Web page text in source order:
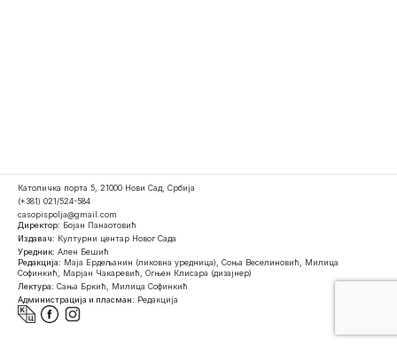
Католичка порта 5, 21000 Нови Сад, Србија
(+381) 021/524-584
casopispolja@gmail.com
Директор: Бојан Панаотовић
Издавач: Културни центар Новог Сада
Уредник: Ален Бешић
Редакција: Маја Ердељанин (ликовна уредница), Соња Веселиновић, Милица
Софинкић, Марјан Чакаревић, Огњен Клисара (дизајнер)
Лектура: Сања Бркић, Милица Софинкић
Администрација и пласман: Редакција